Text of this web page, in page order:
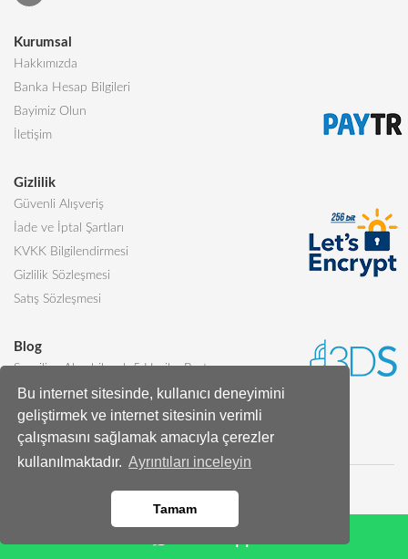
Bu internet sitesinde, kullanıcı deneyimini
geliştirmek ve internet sitesinin verimli
çalışmasını sağlamak amacıyla çerezler
kullanılmaktadır. Ayrıntıları inceleyin
Tamam
Kurumsal
Hakkımızda
Banka Hesap Bilgileri
Bayimiz Olun
İletişim
Gizlilik
Güvenli Alışveriş
İade ve İptal Şartları
KVKK Bilgilendirmesi
Gizlilik Sözleşmesi
Satış Sözleşmesi
Blog
Sevgiliye Alınabilecek 5 Harika Pasta
Butik Pasta Nedir?
Tüm Blog Yazıları